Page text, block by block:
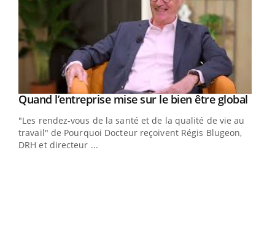
Youtube
Quand l’entreprise mise sur le bien être global
"Les rendez-vous de la santé et de la qualité de vie au
travail" de Pourquoi Docteur reçoivent Régis Blugeon,
DRH et directeur ...